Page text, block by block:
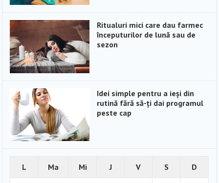
Ritualuri mici care dau farmec
începuturilor de lună sau de
sezon
Idei simple pentru a ieși din
rutină fără să-ți dai programul
peste cap
L Ma Mi J V S D